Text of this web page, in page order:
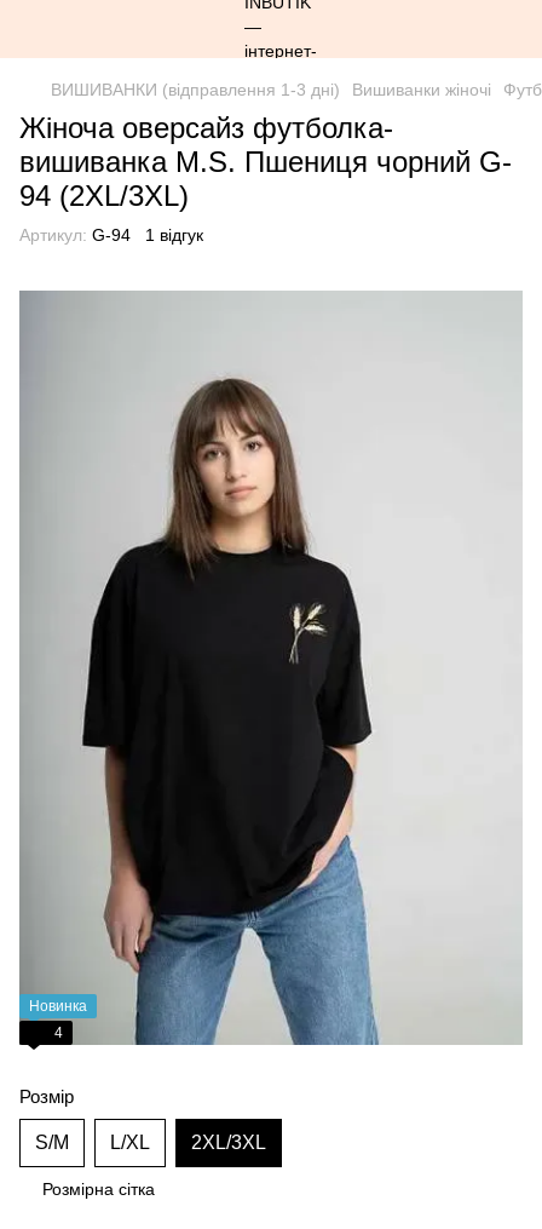
ВИШИВАНКИ (відправлення 1-3 дні) Вишиванки жіночі
Жіноча оверсайз футболка-
вишиванка M.S. Пшениця чорний G-
94 (2XL/3XL)
Артикул: G-94 1 відгук
Новинка
4
Розмір
S/M L/XL 2XL/3XL
Розмірна сітка